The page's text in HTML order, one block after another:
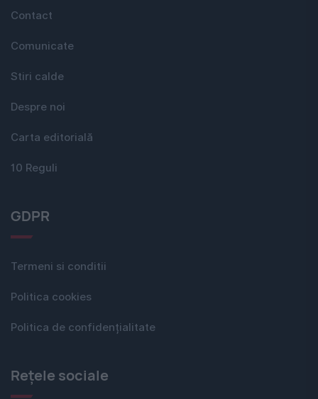
Contact
Comunicate
Stiri calde
Despre noi
Carta editorială
10 Reguli
GDPR
Termeni si conditii
Politica cookies
Politica de confidențialitate
Rețele sociale